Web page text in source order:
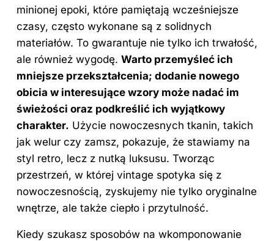
minionej epoki, które pamiętają wcześniejsze
czasy, często wykonane są z solidnych
materiałów. To gwarantuje nie tylko ich trwałość,
ale również wygodę. Warto przemyśleć ich
mniejsze przekształcenia; dodanie nowego
obicia w interesujące wzory może nadać im
świeżości oraz podkreślić ich wyjątkowy
charakter. Użycie nowoczesnych tkanin, takich
jak welur czy zamsz, pokazuje, że stawiamy na
styl retro, lecz z nutką luksusu. Tworząc
przestrzeń, w której vintage spotyka się z
nowoczesnością, zyskujemy nie tylko oryginalne
wnętrze, ale także ciepło i przytulność.
Kiedy szukasz sposobów na wkomponowanie